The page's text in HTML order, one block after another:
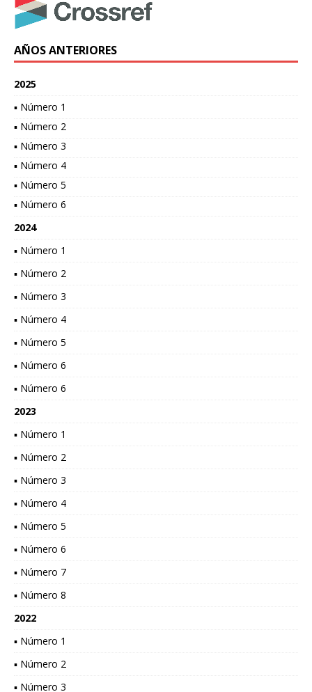
AÑOS ANTERIORES
2025
▪ Número 1
▪ Número 2
▪ Número 3
▪ Número 4
▪ Número 5
▪ Número 6
2024
▪ Número 1
▪ Número 2
▪ Número 3
▪ Número 4
▪ Número 5
▪ Número 6
▪ Número 6
2023
▪ Número 1
▪ Número 2
▪ Número 3
▪ Número 4
▪ Número 5
▪ Número 6
▪ Número 7
▪ Número 8
2022
▪ Número 1
▪ Número 2
▪ Número 3